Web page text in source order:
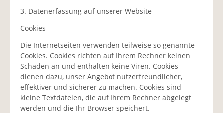
3. Datenerfassung auf unserer Website
Cookies
Die Internetseiten verwenden teilweise so genannte
Cookies. Cookies richten auf Ihrem Rechner keinen
Schaden an und enthalten keine Viren. Cookies
dienen dazu, unser Angebot nutzerfreundlicher,
effektiver und sicherer zu machen. Cookies sind
kleine Textdateien, die auf Ihrem Rechner abgelegt
werden und die Ihr Browser speichert.